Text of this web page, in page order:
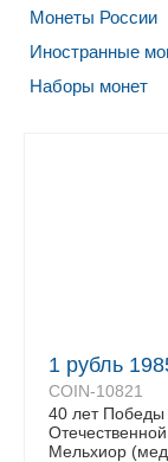
Монеты России
Иностранные
Наборы монет
1 рубль
COIN-10821
40 лет Победы
Мельхиор